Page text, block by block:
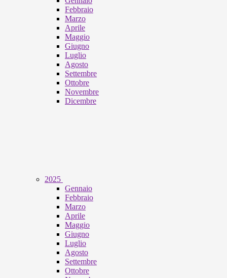
Febbraio
Marzo
Aprile
Maggio
Giugno
Luglio
Agosto
Settembre
Ottobre
Novembre
Dicembre
2025
Gennaio
Febbraio
Marzo
Aprile
Maggio
Giugno
Luglio
Agosto
Settembre
Ottobre